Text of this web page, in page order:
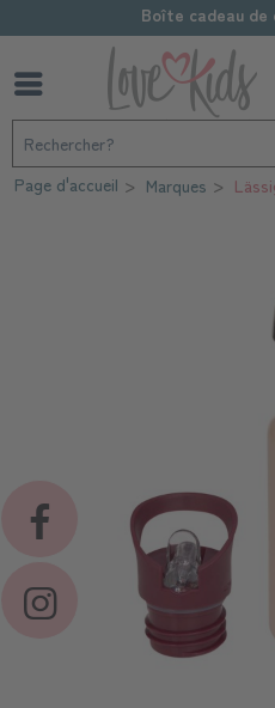
Boîte cadeau de
Page d'accueil Marques